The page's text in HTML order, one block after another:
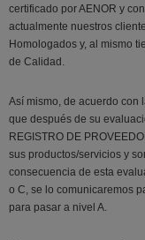
certificado por AENOR y
actualmente nuestros
Homologados y, al mismo
de Calidad.
Así mismo, de acuerdo con
que después de su
REGISTRO DE
sus productos/servicios y
consecuencia de esta
o C, se lo comunicaremos
para pasar a nivel A.